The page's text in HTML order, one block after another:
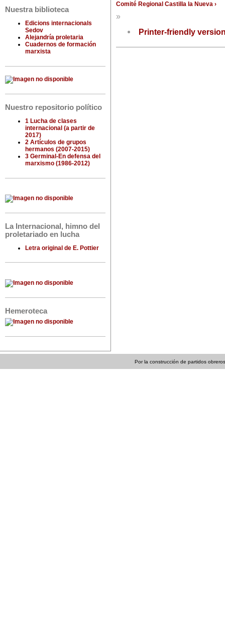
Nuestra biblioteca
Edicions internacionals
Sedov
Alejandría proletaria
Cuadernos de formación
marxista
Nuestro repositorio político
1 Lucha de clases
internacional (a partir de
2017)
2 Artículos de grupos
hermanos (2007-2015)
3 Germinal-En defensa del
marxismo (1986-2012)
La Internacional, himno del
proletariado en lucha
Letra original de E. Pottier
Hemeroteca
Comité Regional Castilla la Nueva ›
»
Printer-friendly
Por la construcción de partidos